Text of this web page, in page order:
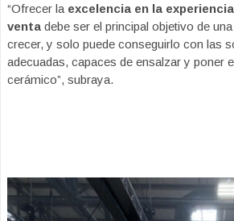
“Ofrecer la excelencia en la
venta debe ser el principal objetivo de
crecer, y solo puede conseguirlo con las
adecuadas, capaces de ensalzar y poner
cerámico”, subraya.